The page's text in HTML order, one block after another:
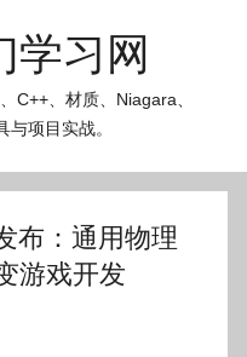
学习网
C++、材质、Niagara、
项目实战。
布：通用物理
游戏开发